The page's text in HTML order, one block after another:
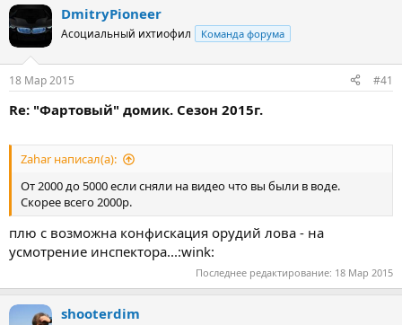
р
т
м
ы
н
ч
л
а
DmitryPioneer
Асоциальный ихтиофил Команда форума
18 Мар 2015 #41
Re: "Фартовый" домик. Сезон 2015г.
Zahar написал(а):
От 2000 до 5000 если сняли на видео что вы были в воде.
Скорее всего 2000р.
плю с возможна конфискация орудий лова - на
усмотрение инспектора...:wink:
Последнее редактирование: 18 Мар 2015
shooterdim